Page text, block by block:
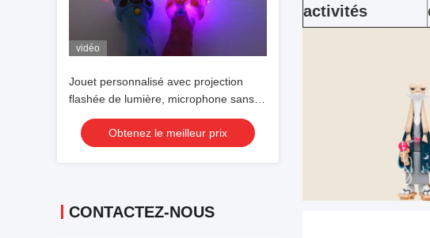
vidéo
Jouet personnalisé avec projection
flashée de lumière, microphone sans
fil, lampe de poche, forme, jouet brillant
mignon
Obtenez le meilleur prix
CONTACTEZ-NOUS
activités